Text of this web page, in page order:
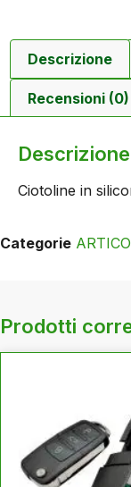
Descrizione
Recensioni (0)
Descrizione
Ciotoline in
Categorie
Prodotti